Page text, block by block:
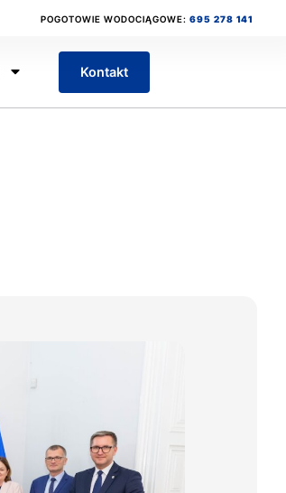
POGOTOWIE WODOCIĄGOWE: 695 278 141
Kontakt